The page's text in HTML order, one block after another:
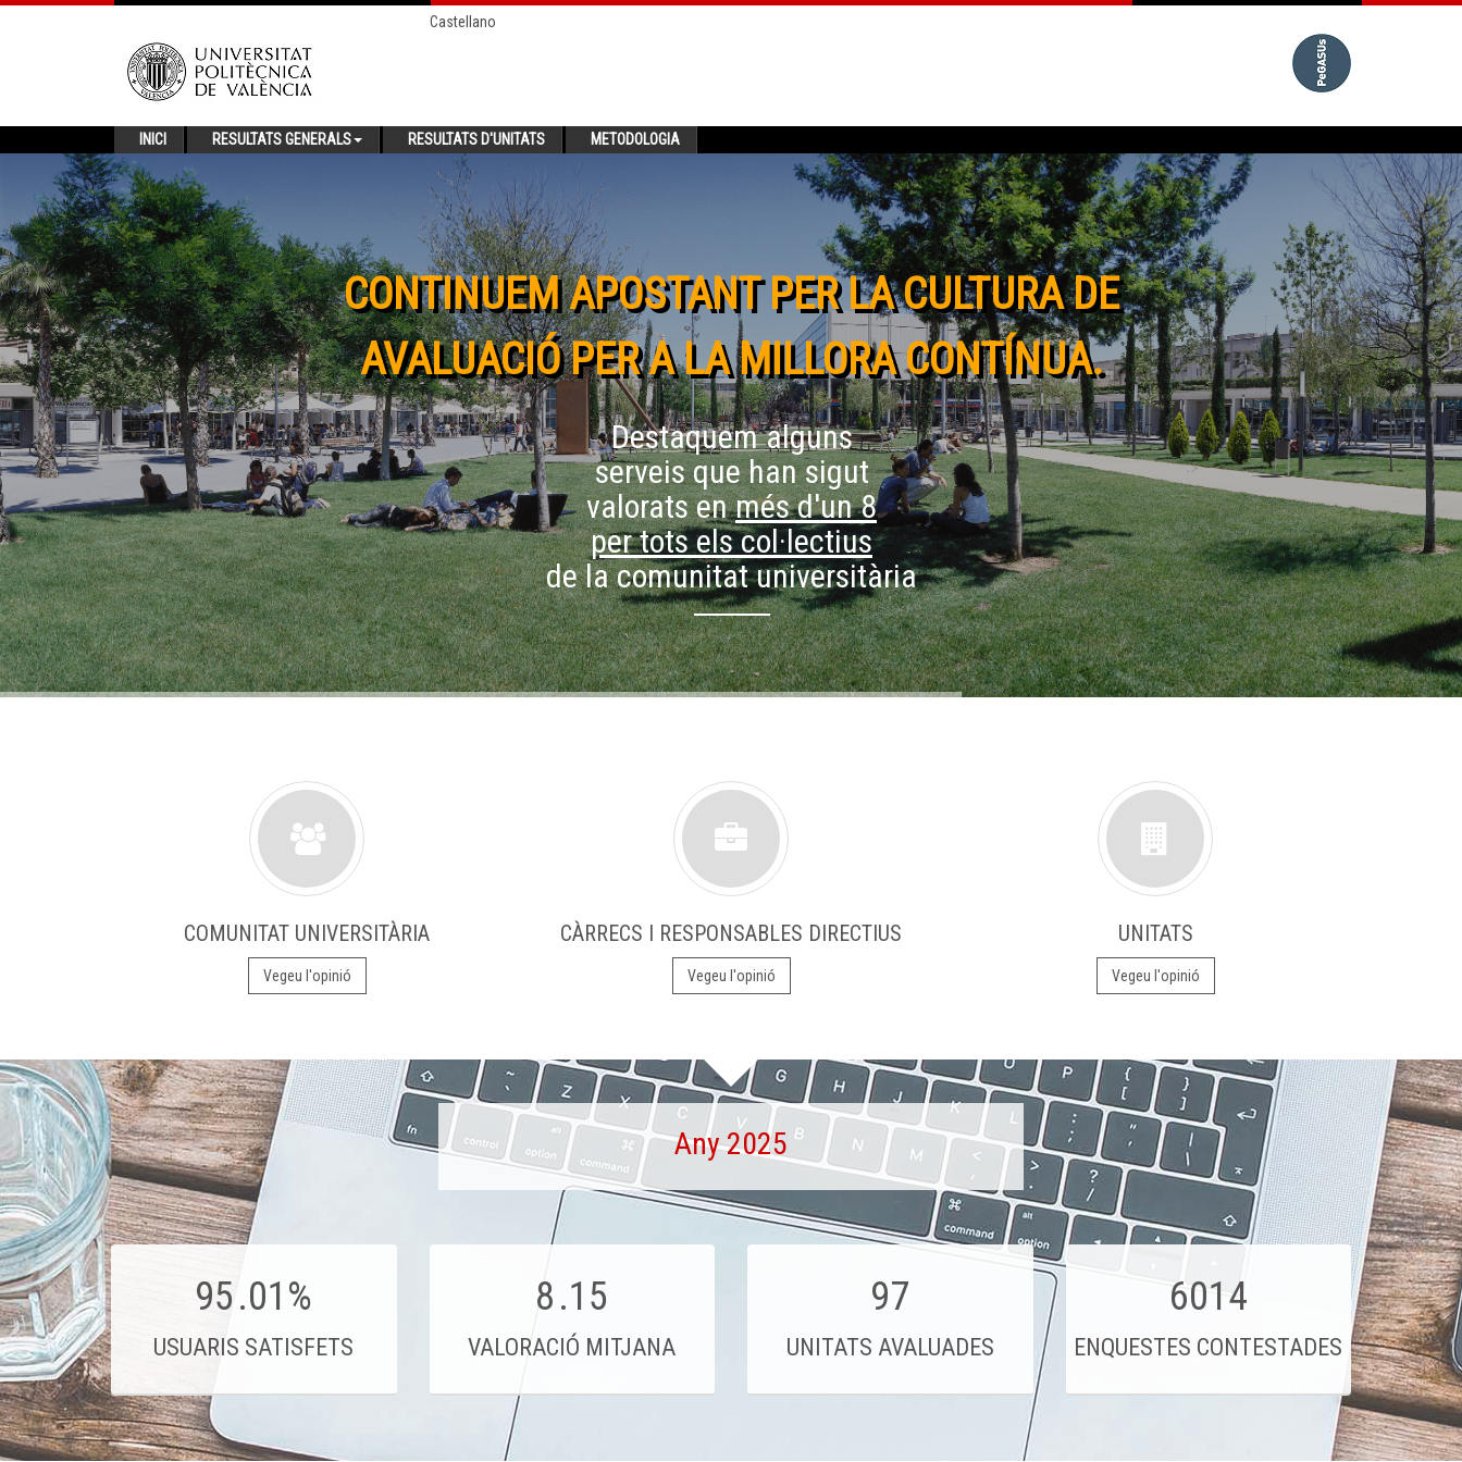
Castellano
INICI RESULTATS GENERALS RESULTATS D'UNITATS METODOLOGIA
CONTINUEM APOSTANT PER LA CULTURA DE
AVALUACIÓ PER A LA MILLORA CONTÍNUA.
Destaquem alguns
serveis que han sigut
valorats enmés d'un 8
per tots els col·lectius
de la comunitat universitària
COMUNITAT UNIVERSITÀRIA
Vegeu l'opinió
CÀRRECS I RESPONSABLES DIRECTIUS
Vegeu l'opinió
UNITATS
Vegeu l'opinió
Any 2025
95.01%
USUARIS SATISFETS
8.15
VALORACIÓ MITJANA
97
UNITATS AVALUADES
6014
ENQUESTES CONTESTADES